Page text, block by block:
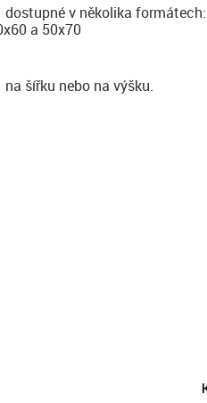
dostupné v několika
a 50x70
na šířku nebo na výšku.